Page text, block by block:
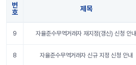
번
호
제목
9 자율준수무역거래자 재지정(갱신) 신청 안내
8 자율준수무역거래자 신규 지정 신청 안내